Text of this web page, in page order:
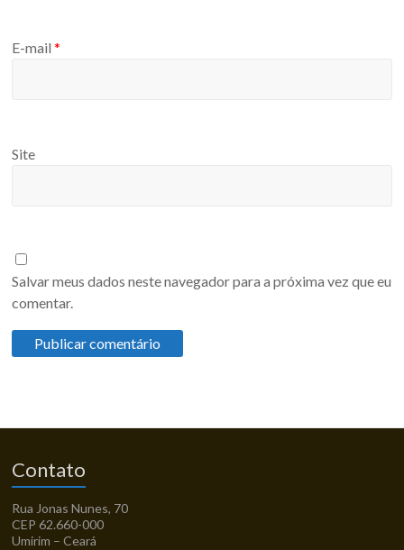
E-mail*
Site
Salvar meus dados neste navegador para a próxima vez que eu
comentar.
Contato
Rua Jonas Nunes, 70
CEP 62.660-000
Umirim – Ceará